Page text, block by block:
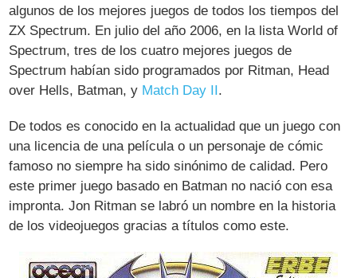
algunos de los mejores juegos de todos los tiempos del
ZX Spectrum. En julio del año 2006, en la lista World of
Spectrum, tres de los cuatro mejores juegos de
Spectrum habían sido programados por Ritman, Head
over Hells, Batman, y Match Day II .
De todos es conocido en la actualidad que un juego con
una licencia de una película o un personaje de cómic
famoso no siempre ha sido sinónimo de calidad. Pero
este primer juego basado en Batman no nació con esa
impronta. Jon Ritman se labró un nombre en la historia
de los videojuegos gracias a títulos como este.